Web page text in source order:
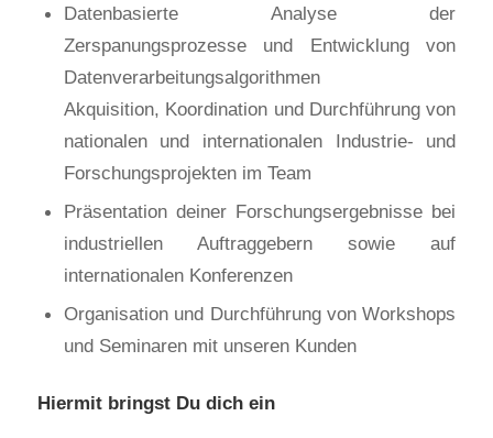
Datenbasierte Analyse der
Zerspanungsprozesse und Entwicklung von
Datenverarbeitungsalgorithmen
Akquisition, Koordination und Durchführung von
nationalen und internationalen Industrie- und
Forschungsprojekten im Team
Präsentation deiner Forschungsergebnisse bei
industriellen Auftraggebern sowie auf
internationalen Konferenzen
Organisation und Durchführung von Workshops
und Seminaren mit unseren Kunden
Hiermit bringst Du dich ein